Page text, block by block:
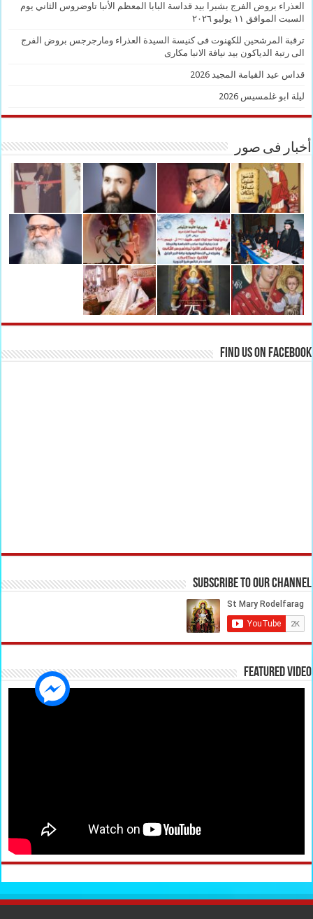
العذراء بروض الفرج بشبرا بيد قداسة البابا المعظم الأنبا تاوضروس الثاني يوم
السبت الموافق ١١ يوليو ٢٠٢٦
ترقبة المرشحين للكهنوت فى كنيسة السيدة العذراء ومارجرجس بروض الفرج
الى رتبة الدياكون بيد نيافة الانبا مكارى
قداس عيد القيامة المجيد 2026
ليلة ابو غلمسيس 2026
أخبار فى صور
Find us on Facebook
Subscribe to our Channel
Featured Video